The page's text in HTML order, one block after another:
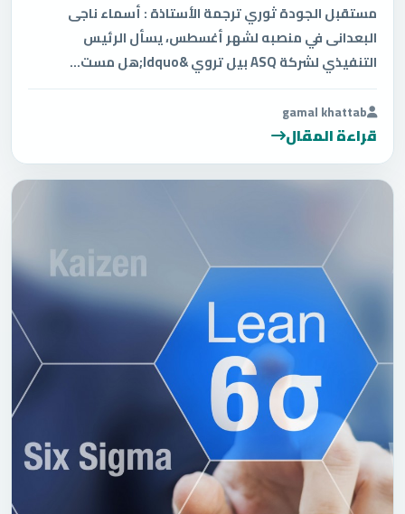
مستقبل الجودة ثوري ترجمة الأستاذة : أسماء ناجى
البعدانى في منصبه لشهر أغسطس، يسأل الرئيس
التنفيذي لشركة ASQ بيل تروي &ldquo;هل مست...
gamal khattab
قراءة المقال